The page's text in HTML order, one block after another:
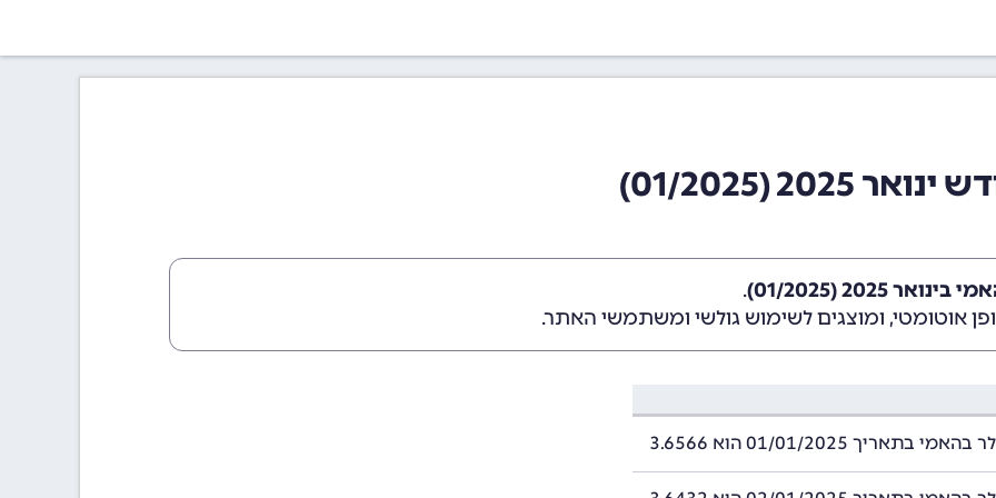
(01/2025)
2025 (01/2025)
.
אוטומטי, ומוצגים לשימוש גולשי ומשתמשי האתר.
בתאריך 01/01/2025 הוא 3.6566